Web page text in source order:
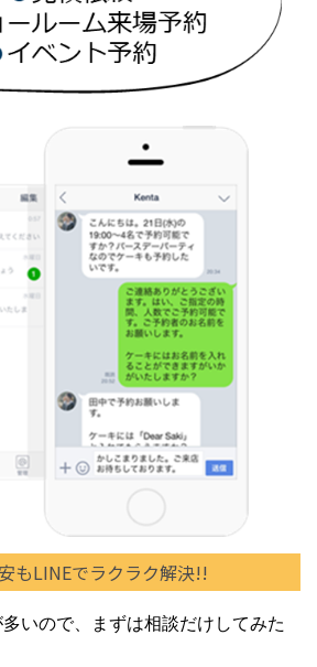
もLINEでラクラク解決!!
いので、まずは相談だけしてみた